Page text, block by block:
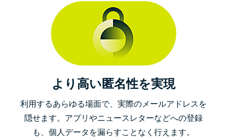
より高い匿名性を実現
利用するあらゆる場面で、実際のメールアドレスを
隠せます。アプリやニュースレターなどへの登録
も、個人データを漏らすことなく行えます。